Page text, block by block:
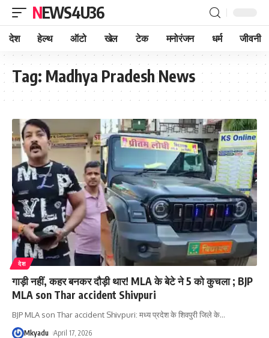
NEWS4U36
देश हेल्थ ऑटो खेल टेक मनोरंजन धर्म जीवनी
Tag: Madhya Pradesh News
देश
गाड़ी नहीं, कहर बनकर दौड़ी थार! MLA के बेटे ने 5 को कुचला ; BJP
MLA son Thar accident Shivpuri
BJP MLA son Thar accident Shivpuri: मध्य प्रदेश के शिवपुरी जिले के…
Mkyadu April 17, 2026